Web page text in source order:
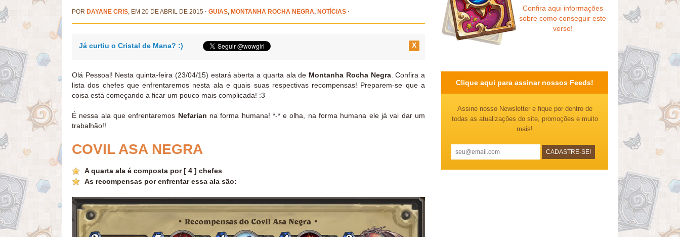
POR DAYANE CRIS, EM 20 DE ABRIL DE 2015 · GUIAS, MONTANHA ROCHA NEGRA, NOTÍCIAS ·
Já curtiu o Cristal de Mana? :) X
Olá Pessoal! Nesta quinta-feira (23/04/15) estará aberta a quarta ala de Montanha Rocha Negra. Confira a
lista dos chefes que enfrentaremos nesta ala e quais suas respectivas recompensas! Preparem-se que a
coisa está começando a ficar um pouco mais complicada! :3
É nessa ala que enfrentaremos Nefarian na forma humana! *-* e olha, na forma humana ele já vai dar um
trabalhão!!
COVIL ASA NEGRA
A quarta ala é composta por [ 4 ] chefes
As recompensas por enfrentar essa ala são:
Confira aqui informações
sobre como conseguir este
verso!
Clique aqui para assinar nossos Feeds!
Assine nosso Newsletter e fique por dentro de
todas as atualizações do site, promoções e muito
mais!